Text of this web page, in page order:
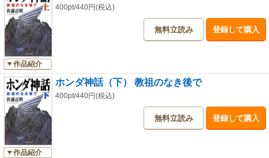
作品紹介
400pt/440円(税込)
無料立読み 登録して購入
作品紹介
ホンダ神話（下） 教祖のなき後で
400pt/440円(税込)
無料立読み 登録して購入